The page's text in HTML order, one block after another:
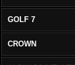
GOLF 7
CROWN